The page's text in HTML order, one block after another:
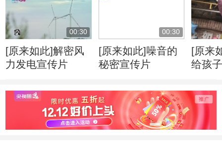
00:30
[原来如此]解密风
力发电宣传片
00:30
[原来如此]噪音的
秘密宣传片
[原来
给孩